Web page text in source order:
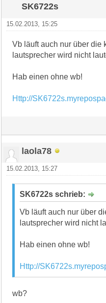
SK6722s
15.02.2013, 15:25
Vb läuft auch nur über die
lautsprecher wird nicht
Hab einen ohne wb!
Http://
laola78
15.02.2013, 15:27
SK6722s schrieb:
Vb läuft auch nur über
lautsprecher wird nicht
Hab einen ohne wb!
Http://
wb?